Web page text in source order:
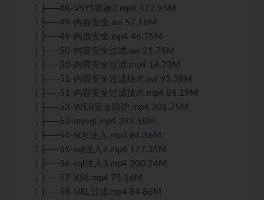
| ├──48-VSYS实验2.mp4 472.95M
| ├──49-内容安全.avi 57.18M
| ├──49-内容安全.mp4 46.75M
| ├──50-内容安全过滤.avi 21.75M
| ├──50-内容安全过滤.mp4 14.73M
| ├──51-内容安全过滤技术.avi 93.38M
| ├──51-内容安全过滤技术.mp4 88.19M
| ├──52-WEB安全防护.mp4 301.75M
| ├──53-mysql.mp4 393.58M
| ├──54-SQL注入.mp4 84.36M
| ├──55-sql注入2.mp4 177.35M
| ├──56-sql注入3.mp4 200.24M
| ├──57-XSS.mp4 75.16M
| ├──58-URL过滤.mp4 84.86M